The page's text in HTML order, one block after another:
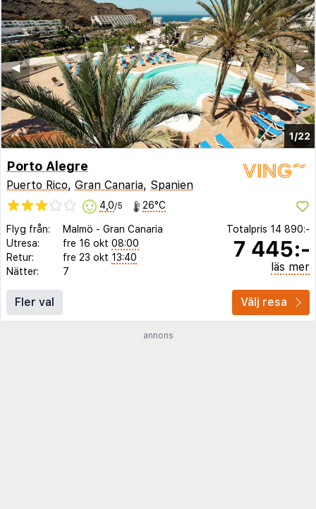
1/22
▶︎
◀︎
Porto Alegre
Puerto Rico, Gran Canaria, Spanien
4,0/5 26°C
Flyg från: Malmö - Gran Canaria
Utresa:
fre 16 okt 08:00
Retur:
fre 23 okt 13:40
Nätter:
7
Totalpris 14 890:-
7 445:-
läs mer
Fler val Välj resa
annons